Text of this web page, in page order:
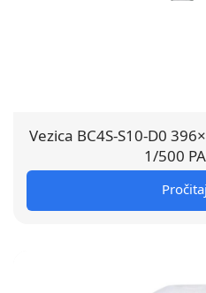
Vezica BC4S-S10-D0
1/500